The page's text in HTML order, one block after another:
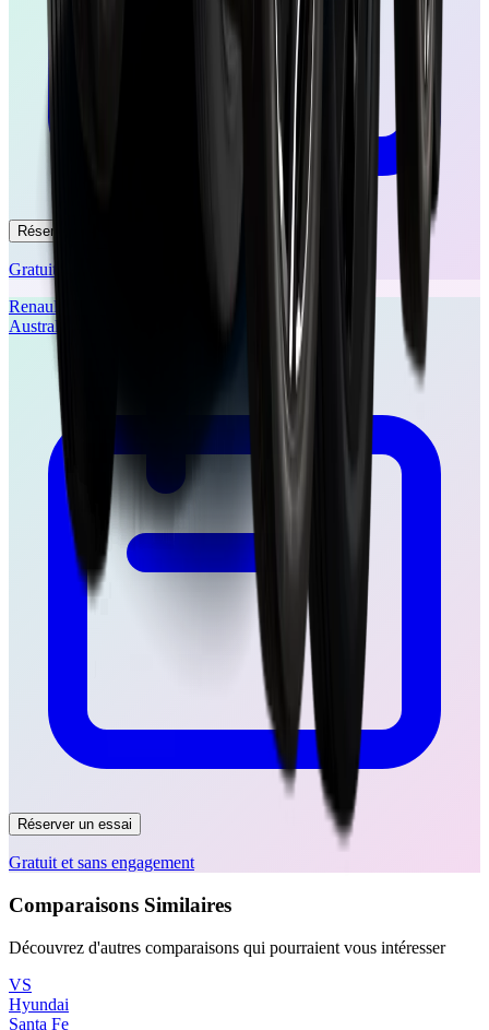
Réserver un essai
Gratuit et sans engagement
Renault
Austral
Réserver un essai
Gratuit et sans engagement
Comparaisons Similaires
Découvrez d'autres comparaisons qui pourraient vous intéresser
VS
Hyundai
Santa Fe